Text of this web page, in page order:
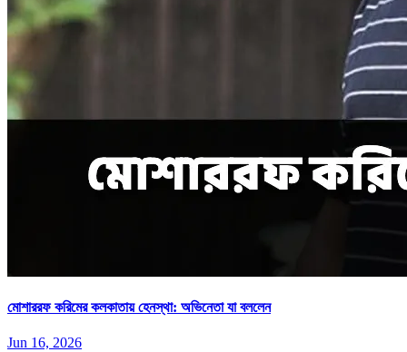
মোশাররফ করিমের কলকাতায় হেনস্থা: অভিনেতা যা বললেন
Jun 16, 2026